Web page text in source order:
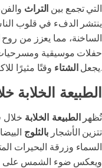
التي تجمع بين التراث
ينتشر الدفء في قلوب
الساخنة، مما يعزز من روح
حفلات موسيقية ومسرحيات
يجعل الشتاء وقتًا مثيرًا للاكتشاف والإبداع.
الطبيعة الخلابة
تُظهر الطبيعة الخلابة
تتزين الأشجار بالثلوج
السماء وزرقة البحيرات
ويعكس ضوء الشمس على